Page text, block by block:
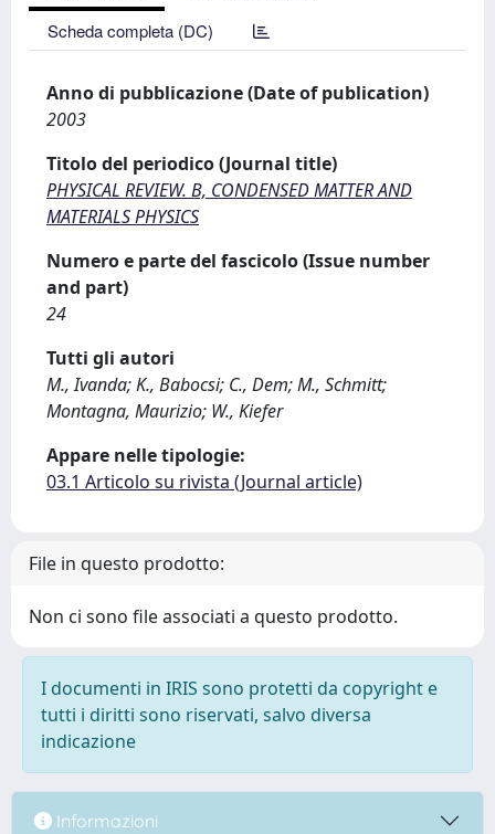
Scheda completa (DC)
Anno di pubblicazione (Date of publication)
2003
Titolo del periodico (Journal title)
PHYSICAL REVIEW. B, CONDENSED MATTER AND
MATERIALS PHYSICS
Numero e parte del fascicolo (Issue number
and part)
24
Tutti gli autori
M., Ivanda; K., Babocsi; C., Dem; M., Schmitt;
Montagna, Maurizio; W., Kiefer
Appare nelle tipologie:
03.1 Articolo su rivista (Journal article)
File in questo prodotto:
Non ci sono file associati a questo prodotto.
I documenti in IRIS sono protetti da copyright e
tutti i diritti sono riservati, salvo diversa
indicazione
Informazioni